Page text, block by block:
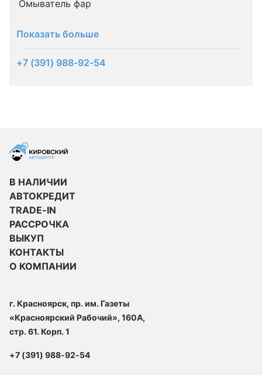
Омыватель фар
Показать больше
+7 (391) 988-92-54
В НАЛИЧИИ
АВТОКРЕДИТ
TRADE-IN
РАССРОЧКА
ВЫКУП
КОНТАКТЫ
О КОМПАНИИ
г. Красноярск, пр. им. Газеты
«Красноярский Рабочий», 160А,
стр. 61. Корп. 1
+7 (391) 988-92-54